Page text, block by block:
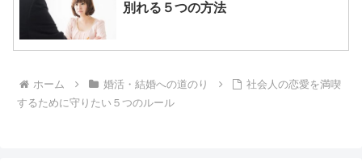
別れる５つの方法
ホーム 婚活・結婚への道のり
社会人の恋愛を満喫
するために守りたい５つのルール